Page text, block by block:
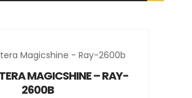
MAGICSHINE – RAY-
2600B